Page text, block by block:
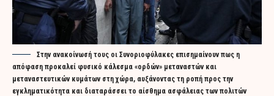
Στην ανακοίνωσή τους οι Συνοριοφύλακες επισημαίνουν πως η
απόφαση προκαλεί φυσικό κάλεσμα «ορδών» μεταναστών και
μεταναστευτικών κυμάτων στη χώρα, αυξάνοντας τη ροπή προς την
εγκληματικότητα και διαταράσσει το αίσθημα ασφάλειας των πολιτών